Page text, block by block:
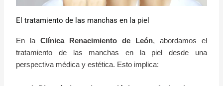
El tratamiento de las manchas en la piel
En laClínica Renacimiento de León, abordamos el
tratamiento de las manchas en la piel desde una
perspectiva médica y estética. Esto implica: